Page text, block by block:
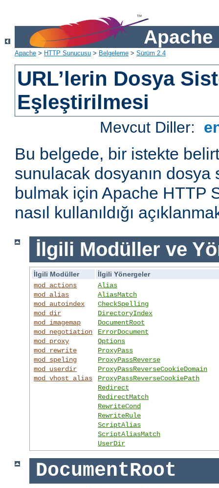
Apache
Apache > HTTP Sunucusu > Belgeleme > Sürüm 2.4
URL’lerin Dosya
Eşleştirilmesi
Mevcut Diller:
Bu belgede, bir istekte
sunulacak dosyanın
bulmak için Apache HTTP
nasıl kullanıldığı
İlgili Modüller ve
İlgili Modüller
İlgili Yönergeler
mod_actions
mod_alias
mod_autoindex
mod_dir
mod_imagemap
mod_negotiation
mod_proxy
mod_rewrite
mod_speling
mod_userdir
mod_vhost_alias
Alias
AliasMatch
CheckSpelling
DirectoryIndex
DocumentRoot
ErrorDocument
Options
ProxyPass
ProxyPassReverse
ProxyPassReverseCookieDomain
ProxyPassReverseCookiePath
Redirect
RedirectMatch
RewriteCond
RewriteRule
ScriptAlias
ScriptAliasMatch
UserDir
DocumentRoot